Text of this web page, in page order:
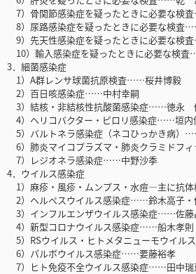
7）骨関節感染症を疑ったときに必要な検
8）尿路感染症を疑ったときに必要な検査
9）先天性感染症を疑ったときに必要な検
10）輸入感染症を疑ったときに必要な検
3．細菌感染症
1）A群レンサ球菌抗原検査……桜井博毅
2）百日咳感染症……中村幸嗣
3）結核・非結核性抗酸菌感染症……徳永
4）ヘリコバクター・ピロリ感染症……垣内
5）バルトネラ感染症（ネコひっかき病
6）肺炎マイコプラズマ・肺炎クラミドフ
7）レジオネラ感染症……中野沙季
4．ウイルス感染症
1）麻疹・風疹・ムンプス・水痘―主に抗
2）ヘルペスウイルス感染症……鈴木高子・
3）インフルエンザウイルス感染症……佐藤
4）新型コロナウイルス感染症……船木孝則
5）RSウイルス・ヒトメタニューモウイル
6）パルボウイルス感染症……要藤裕孝
7）ヒト免疫不全ウイルス感染症……田中瑞